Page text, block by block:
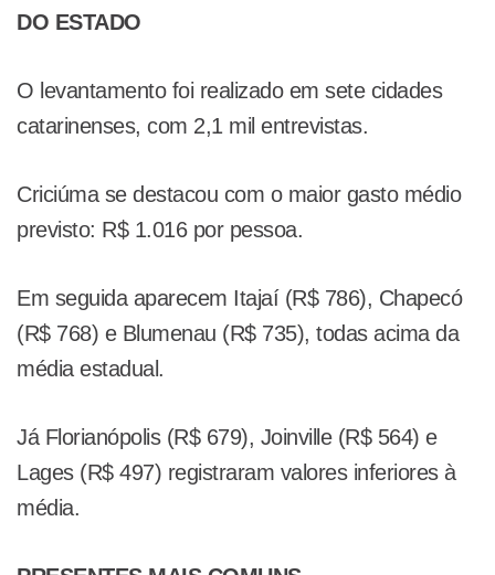
DO ESTADO
O levantamento foi realizado em sete cidades
catarinenses, com 2,1 mil entrevistas.
Criciúma se destacou com o maior gasto médio
previsto: R$ 1.016 por pessoa.
Em seguida aparecem Itajaí (R$ 786), Chapecó
(R$ 768) e Blumenau (R$ 735), todas acima da
média estadual.
Já Florianópolis (R$ 679), Joinville (R$ 564) e
Lages (R$ 497) registraram valores inferiores à
média.